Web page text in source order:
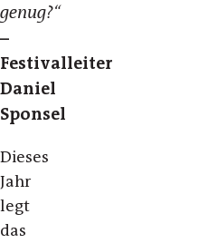
genug?“
–
Festivalleiter
Daniel
Sponsel
Dieses
Jahr
legt
das